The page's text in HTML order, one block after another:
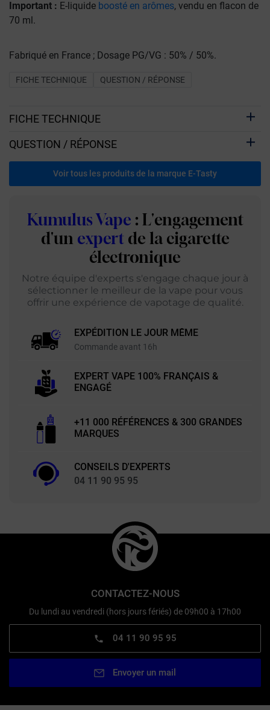
Important : E-liquide boosté en arômes, vendu en flacon de
70 ml.
Fabriqué en France ; Dosage PG/VG : 50% / 50%.
FICHE TECHNIQUE QUESTION / RÉPONSE
FICHE TECHNIQUE
QUESTION / RÉPONSE
Voir tous les produits de la marque E-Tasty
Kumulus Vape : L'engagement
d'un expert de la cigarette
électronique
Notre équipe d'experts s'engage chaque jour à
sélectionner le meilleur de la vape pour vous
offrir une expérience de vapotage de qualité.
EXPÉDITION LE JOUR MÊME
Commande avant 16h
EXPERT VAPE 100% FRANÇAIS &
ENGAGÉ
+11 000 RÉFÉRENCES & 300 GRANDES
MARQUES
CONSEILS D'EXPERTS
04 11 90 95 95
CONTACTEZ-NOUS
Du lundi au vendredi (hors jours fériés) de 09h00 à 17h00
04 11 90 95 95
Envoyer un mail